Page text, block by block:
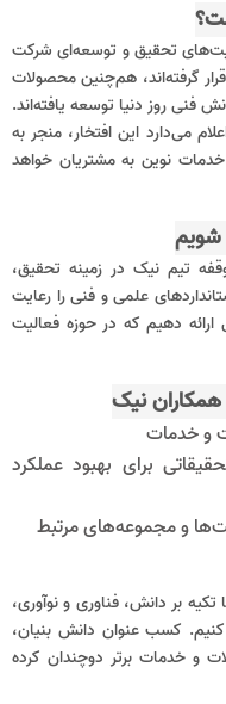
تحقیق و توسعه‌ای شرکت
گرفته‌اند، هم‌چنین محصولات
فنی روز دنیا توسعه یافته‌اند.
می‌دارد این افتخار، منجر به
خدمات نوین به مشتریان خواهد
شویم
تیم نیک در زمینه تحقیق،
علمی و فنی را رعایت
دهیم که در حوزه فعالیت
نیک
و خدمات
برای بهبود عملکرد
و مجموعه‌های مرتبط
بر دانش، فناوری و نوآوری،
کنیم. کسب عنوان دانش بنیان،
و خدمات برتر دوچندان کرده